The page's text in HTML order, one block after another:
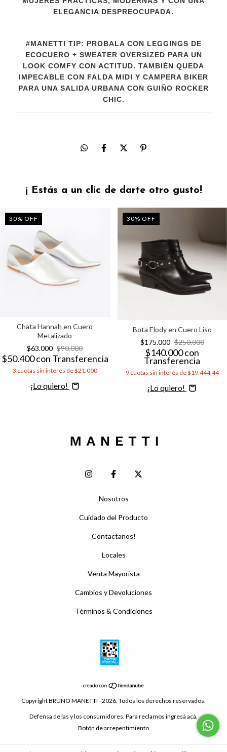
ELEGANCIA DESPREOCUPADA.
#MANETTI TIP: PROBALA CON LEGGINGS DE
ECOCUERO + SWEATER OVERSIZED PARA UN
LOOK COMFY CON ACTITUD. TAMBIÉN QUEDA
IMPECABLE CON FALDA MIDI Y CAMPERA BIKER
PARA UNA SALIDA URBANA CON GUIÑO ROCKER
CHIC.
¡ Estás a un clic de darte otro gusto!
30% OFF
Chata Hannah en Cuero
Metalizado
$63.000 $90.000
$50.400con Transferencia
3 cuotas sin interés de$21.000
Comprar
30% OFF
Bota Elody en Cuero Liso
$175.000 $250.000
$140.000con
Transferencia
9 cuotas sin interés de$19.444,44
Comprar
Nosotros
Cuidado del Producto
Contactanos!
Locales
Venta Mayorista
Cambios y Devoluciones
Términos & Condiciones
Copyright BRUNO MANETTI - 2026. Todos los derechos reservados.
Defensa de las y los consumidores. Para reclamos ingresá acá.
Botón de arrepentimiento